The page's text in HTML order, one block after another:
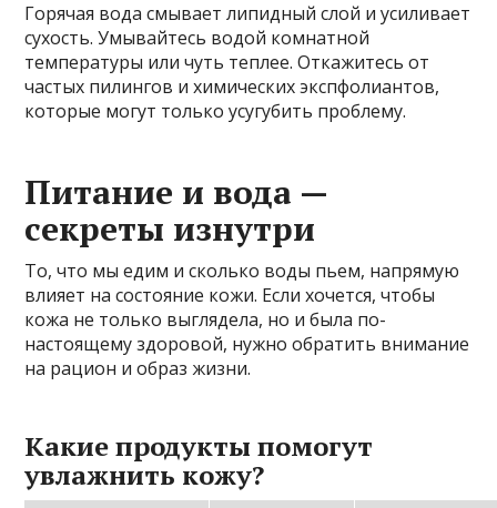
Горячая вода смывает липидный слой и усиливает
сухость. Умывайтесь водой комнатной
температуры или чуть теплее. Откажитесь от
частых пилингов и химических экспфолиантов,
которые могут только усугубить проблему.
Питание и вода —
секреты изнутри
То, что мы едим и сколько воды пьем, напрямую
влияет на состояние кожи. Если хочется, чтобы
кожа не только выглядела, но и была по-
настоящему здоровой, нужно обратить внимание
на рацион и образ жизни.
Какие продукты помогут
увлажнить кожу?